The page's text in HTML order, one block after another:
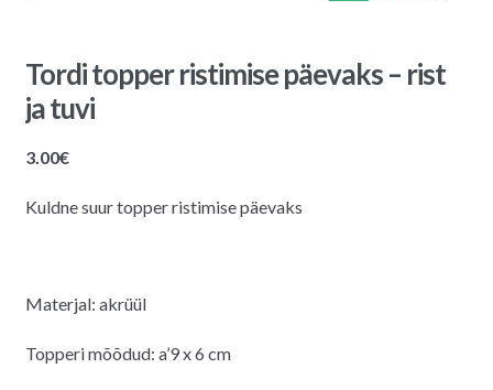
Tordi topper ristimise päevaks – rist
ja tuvi
3.00€
Kuldne suur topper ristimise päevaks
Materjal: akrüül
Topperi mõõdud: a’9 x 6 cm